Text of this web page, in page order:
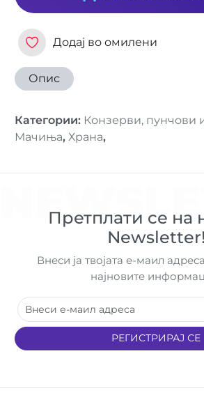
Додај во омилени
Опис
Категории: Конзерви, пунчови
Мачиња, Храна,
Претплати се на
Newsletter!
Внеси ја твојата е-маил
најновите
РЕГИСТРИРАЈ СЕ